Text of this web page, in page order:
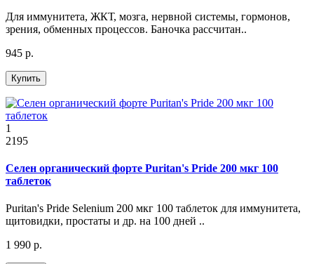
Для иммунитета, ЖКТ, мозга, нервной системы, гормонов,
зрения, обменных процессов. Баночка рассчитан..
945 р.
Купить
1
2195
Селен органический форте Puritan's Pride 200 мкг 100
таблеток
Puritan's Pride Selenium 200 мкг 100 таблеток для иммунитета,
щитовидки, простаты и др. на 100 дней ..
1 990 р.